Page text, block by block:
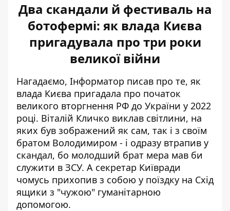
Два скандали й фестиваль на
ботофермі: як влада Києва
пригадувала про три роки
великої війни
Нагадаємо, Інформатор писав про те, як
влада Києва пригадала про початок
великого вторгнення РФ до України у 2022
році. Віталій Кличко виклав світлини, на
яких був зображений як сам, так і з своїм
братом Володимиром - і одразу втрапив у
скандал, бо молодший брат мера мав би
служити в ЗСУ. А секретар Київради
чомусь прихопив з собою у поїздку на Схід
ящики з "чужою" гуманітарною
допомогою.